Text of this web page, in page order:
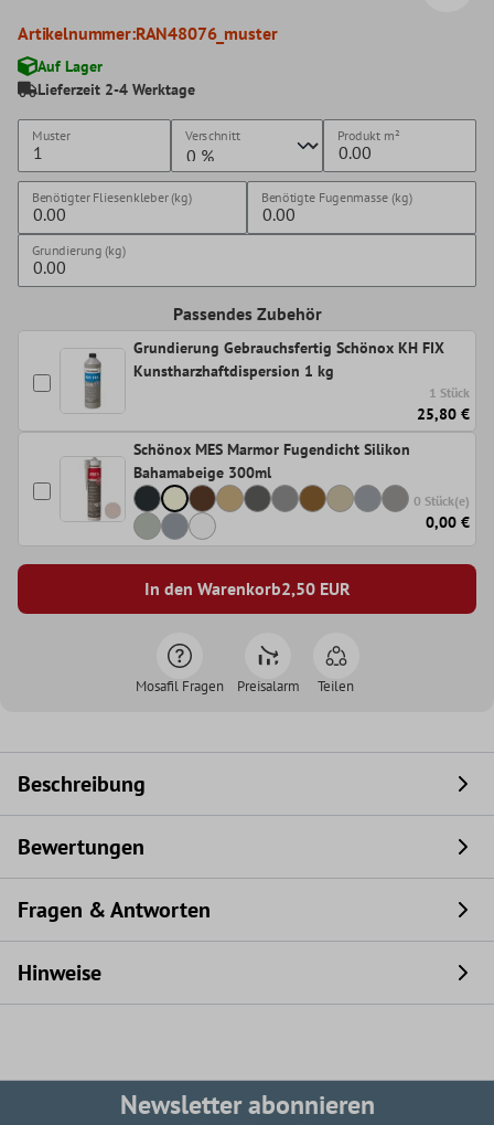
Artikelnummer:RAN48076_muster
Auf Lager
Lieferzeit 2-4 Werktage
Muster Verschnitt Produkt m²
Benötigter Fliesenkleber (kg) Benötigte Fugenmasse (kg)
Grundierung (kg)
Passendes Zubehör
Grundierung Gebrauchsfertig Schönox KH FIX
Kunstharzhaftdispersion 1 kg
1 Stück
25,80 €
Schönox MES Marmor Fugendicht Silikon
Bahamabeige 300ml
0 Stück(e)
0,00 €
In den Warenkorb2,50EUR
Mosafil Fragen Preisalarm Teilen
Beschreibung
Bewertungen
Fragen & Antworten
Hinweise
Newsletter abonnieren